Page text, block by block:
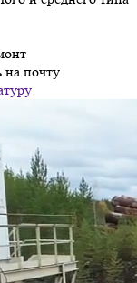
на почту